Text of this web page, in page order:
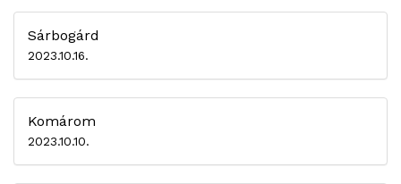
Sárbogárd
2023.10.16.
Komárom
2023.10.10.